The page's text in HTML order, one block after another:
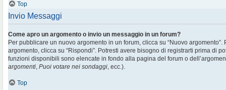
Top
Invio Messaggi
Come apro un argomento o invio un messaggio in un forum?
Per pubblicare un nuovo argomento in un forum, clicca su “Nuovo
argomento, clicca su “Rispondi”. Potresti avere bisogno di registrarti prima di
funzioni disponibili sono elencate in fondo alla pagina del forum o
argomenti, Puoi votare nei sondaggi, ecc.).
Top